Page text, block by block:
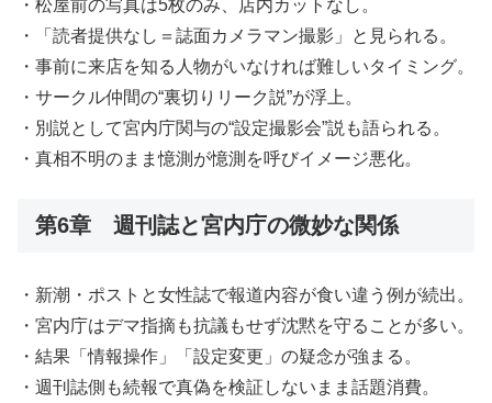
・松屋前の写真は5枚のみ、店内カットなし。
・「読者提供なし＝誌面カメラマン撮影」と見られる。
・事前に来店を知る人物がいなければ難しいタイミング。
・サークル仲間の“裏切りリーク説”が浮上。
・別説として宮内庁関与の“設定撮影会”説も語られる。
・真相不明のまま憶測が憶測を呼びイメージ悪化。
第6章 週刊誌と宮内庁の微妙な関係
・新潮・ポストと女性誌で報道内容が食い違う例が続出。
・宮内庁はデマ指摘も抗議もせず沈黙を守ることが多い。
・結果「情報操作」「設定変更」の疑念が強まる。
・週刊誌側も続報で真偽を検証しないまま話題消費。